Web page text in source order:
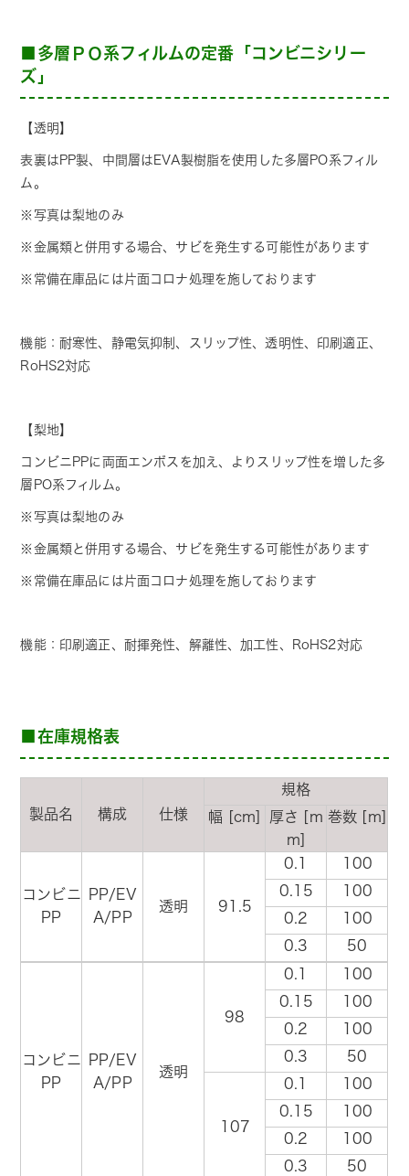
■多層ＰＯ系フィルムの定番「コンビニシリー
ズ」
【透明】
表裏はPP製、中間層はEVA製樹脂を使用した多層PO系フィル
ム。
※写真は梨地のみ
※金属類と併用する場合、サビを発生する可能性があります
※常備在庫品には片面コロナ処理を施しております
機能：耐寒性、静電気抑制、スリップ性、透明性、印刷適正、
RoHS2対応
【梨地】
コンビニPPに 両面エンボスを加え、よりスリップ性を増した多
層PO系フィルム。
※写真は梨地のみ
※金属類と併用する場合、サビを発生する可能性があります
※常備在庫品には片面コロナ処理を施しております
機能：印刷適正、耐揮発性、解離性、加工性、RoHS2対応
■在庫規格表
製品名 構成 仕様
規格
幅 [cm]
厚さ [m
m]
巻数 [m]
コンビニ
PP
PP/EV
A/PP
透明 91.5
0.1
100
0.15
100
0.2
100
0.3
50
コンビニ
PP
PP/EV
A/PP
透明
98
0.1
100
0.15
100
0.2
100
0.3
50
107
0.1
100
0.15
100
0.2
100
0.3
50